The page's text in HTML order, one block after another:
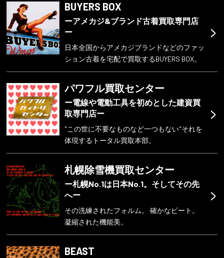
>
BUYERS BOX
ーアメカジ&ブランド古着買取専門店
ー
日本全国からアメカジブランドなどのファッ
ション古着を宅配で買取するBUYERS BOX。
>
パワフル買取センター
ー電線や電動工具を初めとした建資買
取専門店ー
"この世に不要なものなど一つもない"それを
体現するトータル買取本部。
>
札幌除雪機買取センター
ー札幌No.1は日本No.1。そしてその先
へー
その洗練されたフォルム。 確かなビート。
凝縮された機能美。
BEAST